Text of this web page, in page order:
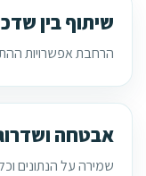
שיתוף בין
הרחבת אפשרויות
אבטחה
שמירה על הנתונים